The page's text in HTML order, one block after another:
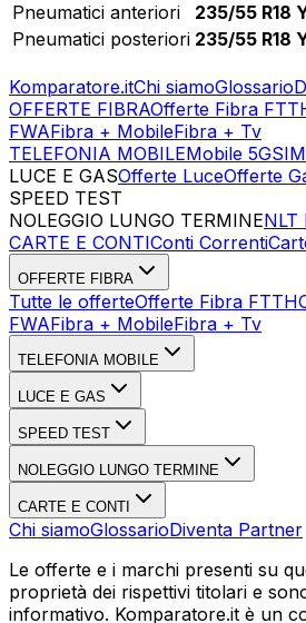
Pneumatici anteriori
235/55 R18
Pneumatici posteriori 235/55 R18
Komparatore.itChi siamoGlossario
OFFERTE FIBRAOfferte Fibra
FWAFibra + MobileFibra + Tv
TELEFONIA MOBILEMobile 5G
LUCE E GASOfferte LuceOfferte
SPEED TEST
NOLEGGIO LUNGO TERMINENLT
CARTE E CONTIConti Correnti
OFFERTE FIBRA
Tutte le offerteOfferte Fibra FTTH
FWAFibra + MobileFibra + Tv
TELEFONIA MOBILE
LUCE E GAS
SPEED TEST
NOLEGGIO LUNGO TERMINE
CARTE E CONTI
Chi siamoGlossarioDiventa Partner
Le offerte e i marchi presenti su
proprietà dei rispettivi titolari e
informativo. Komparatore.it è un